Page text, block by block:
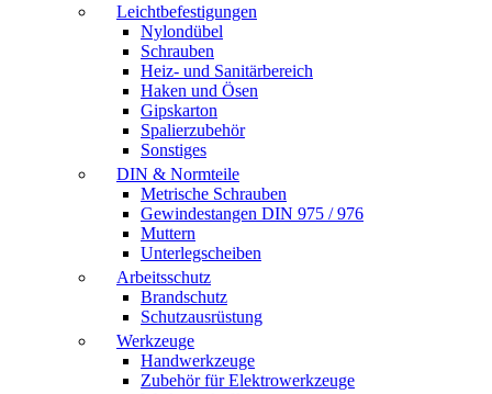
Leichtbefestigungen
Nylondübel
Schrauben
Heiz- und Sanitärbereich
Haken und Ösen
Gipskarton
Spalierzubehör
Sonstiges
DIN & Normteile
Metrische Schrauben
Gewindestangen DIN 975 / 976
Muttern
Unterlegscheiben
Arbeitsschutz
Brandschutz
Schutzausrüstung
Werkzeuge
Handwerkzeuge
Zubehör für Elektrowerkzeuge